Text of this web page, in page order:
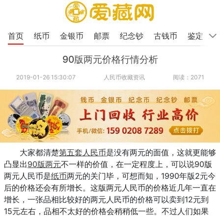
首页 纸币 金银币 邮票 纪念钞 古钱币 鉴定
90版两元价格行情分析
2019-01-26 15:30:07 人民币收藏资讯 阅读：2071
大家都清楚第五套人民币是没有两元的面值，这就更能够
凸显出90版两元不一样的价值，在一定程度上，可以说90版
两元人民币是纸币两元的关门毕，可想而知，1990年版2元今
后的价格还会有所增长。这版两元人民币的价格近几年一直在
增长，一张品相比较好的两元人民币的价格可以卖到12元到
15元左右，品相不太好的价格会稍稍低一些。不过人们如果